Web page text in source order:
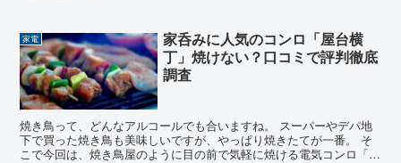
家電
家呑みに人気のコンロ「屋台横
丁」焼けない？口コミで評判徹底
調査
焼き鳥って、どんなアルコールでも合いますね。 スーパーやデパ地
下で買った焼き鳥も美味しいですが、やっぱり焼きたてが一番。 そ
こで今回は、焼き鳥屋のように目の前で気軽に焼ける電気コンロ「屋